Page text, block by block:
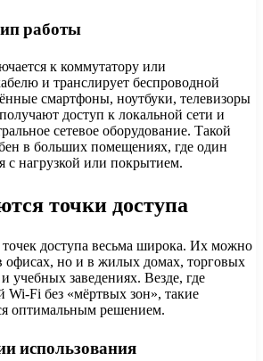
работы
к коммутатору или
и транслирует беспроводной
смартфоны, ноутбуки, телевизоры
доступ к локальной сети и
сетевое оборудование. Такой
в больших помещениях, где один
с нагрузкой или покрытием.
точки доступа
доступа весьма широка. Их можно
офисах, но и в жилых домах, торговых
учебных заведениях. Везде, где
Wi-Fi без «мёртвых зон», такие
оптимальным решением.
использования